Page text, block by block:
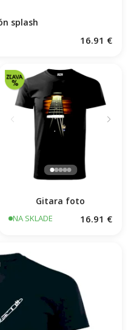
splash
16.91 €
Gitara foto
NA SKLADE 16.91 €